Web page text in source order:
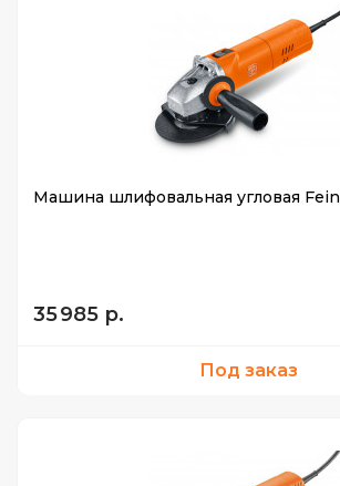
Машина шлифовальная угловая Fein
35 985 р.
Под заказ